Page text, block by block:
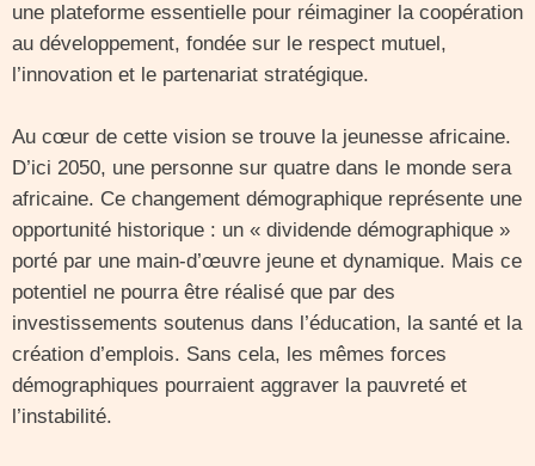
une plateforme essentielle pour réimaginer la coopération
au développement, fondée sur le respect mutuel,
l’innovation et le partenariat stratégique.
Au cœur de cette vision se trouve la jeunesse africaine.
D’ici 2050, une personne sur quatre dans le monde sera
africaine. Ce changement démographique représente une
opportunité historique : un « dividende démographique »
porté par une main-d’œuvre jeune et dynamique. Mais ce
potentiel ne pourra être réalisé que par des
investissements soutenus dans l’éducation, la santé et la
création d’emplois. Sans cela, les mêmes forces
démographiques pourraient aggraver la pauvreté et
l’instabilité.